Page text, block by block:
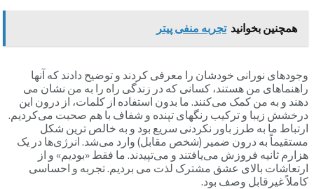
همچنین بخوانید تجربه منفی پیتر
وجودهای نورانی خودشان را معرفی کردند و توضیح دادند که آنها
راهنماهای من هستند، کسانی که در زندگی راه را به من نشان می
دهند و به من کمک می‌کنند. ما بدون استفاده از کلمات، از درون این
درخشش زیبا و ترکیب رنگهای تپنده و شفاف با هم صحبت می‌کردیم.
ارتباط ما به طرز باور نکردنی سریع بود و به خالص ترین شکل
مستقیماً به درون ضمیر (شخص مقابل) وارد می‌شد. انرژی‌ها در یک
هزارم ثانیه فروزش می‌یافتند و می‌تپیدند. ما فقط «بودیم» و از
ارتعاشات بالای عشق مشترک لذت می بردیم. تجربه و احساسی
کاملاً غیرقابل وصف بود.